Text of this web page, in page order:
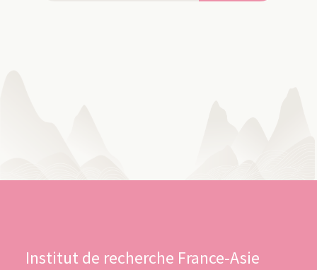
Institut de recherche France-Asie